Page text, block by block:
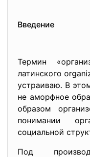
Введение
Термин
латинского
устраиваю. В
не аморфное
образом
понимании
социальной
Под